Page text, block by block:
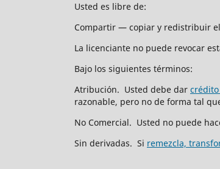
Usted es libre de:
Compartir — copiar y redistribuir
La licenciante no puede revocar
Bajo los siguientes términos:
Atribución. Usted debe dar
razonable, pero no de forma tal
No Comercial. Usted no puede
Sin derivadas. Si remezcla,